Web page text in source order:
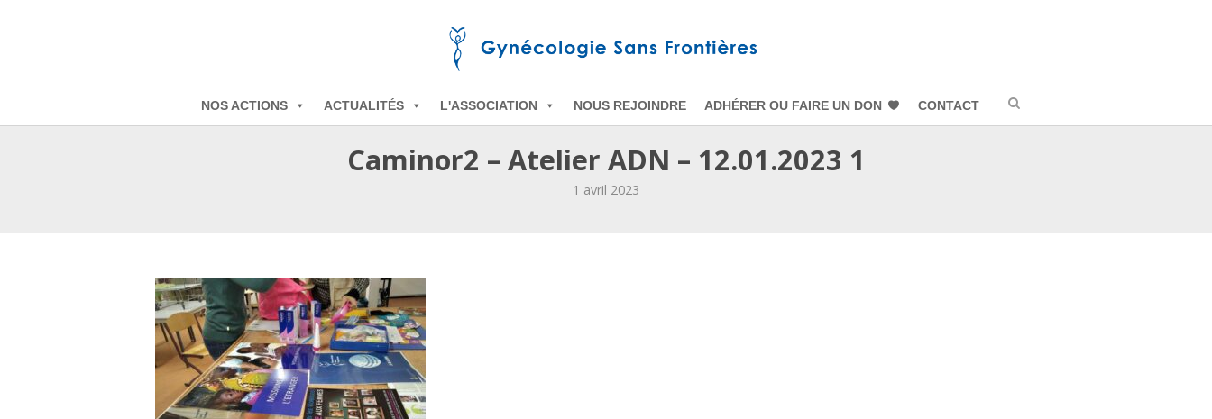
L'ASSOCIATION
NOS ACTIONS ACTUALITÉS NOUS REJOINDRE ADHÉRER OU FAIRE UN DON CONTACT
Caminor2 – Atelier ADN – 12.01.2023 1
1 avril 2023